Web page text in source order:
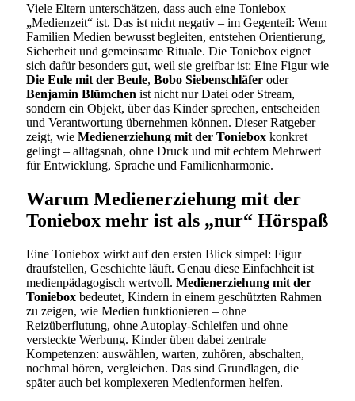
Viele Eltern unterschätzen, dass auch eine Toniebox
„Medienzeit“ ist. Das ist nicht negativ – im Gegenteil: Wenn
Familien Medien bewusst begleiten, entstehen Orientierung,
Sicherheit und gemeinsame Rituale. Die Toniebox eignet
sich dafür besonders gut, weil sie greifbar ist: Eine Figur wie
Die Eule mit der Beule, Bobo Siebenschläfer oder
Benjamin Blümchen ist nicht nur Datei oder Stream,
sondern ein Objekt, über das Kinder sprechen, entscheiden
und Verantwortung übernehmen können. Dieser Ratgeber
zeigt, wie Medienerziehung mit der Toniebox konkret
gelingt – alltagsnah, ohne Druck und mit echtem Mehrwert
für Entwicklung, Sprache und Familienharmonie.
Warum Medienerziehung mit der
Toniebox mehr ist als „nur“ Hörspaß
Eine Toniebox wirkt auf den ersten Blick simpel: Figur
draufstellen, Geschichte läuft. Genau diese Einfachheit ist
medienpädagogisch wertvoll. Medienerziehung mit der
Toniebox bedeutet, Kindern in einem geschützten Rahmen
zu zeigen, wie Medien funktionieren – ohne
Reizüberflutung, ohne Autoplay-Schleifen und ohne
versteckte Werbung. Kinder üben dabei zentrale
Kompetenzen: auswählen, warten, zuhören, abschalten,
nochmal hören, vergleichen. Das sind Grundlagen, die
später auch bei komplexeren Medienformen helfen.